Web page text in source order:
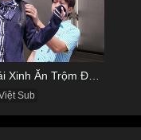
IPX-896 Gái Xinh Ăn Trộm Đồ Ở Cửa Hàng Và Cái Kết
Sub